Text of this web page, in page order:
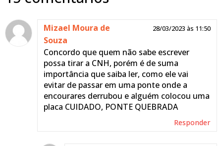
Mizael Moura de
Souza
28/03/2023 às 11:50
Concordo que quem não sabe escrever
possa tirar a CNH, porém é de suma
importância que saiba ler, como ele vai
evitar de passar em uma ponte onde a
encourares derrubou e alguém colocou uma
placa CUIDADO, PONTE QUEBRADA
Responder